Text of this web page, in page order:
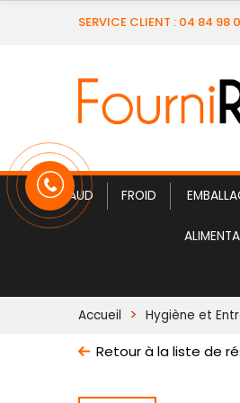
SERVICE CLIENT : 04 84
CHAUD FROID
Accueil Hygiène et
Retour à la liste de